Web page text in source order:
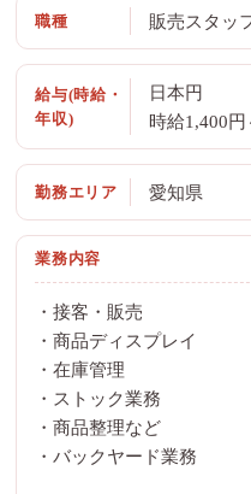
職種 販売スタッ
給与(時給・
年収)
日本円
時給1,400円
勤務エリア 愛知県
業務内容
・接客・販売
・商品ディスプレイ
・在庫管理
・ストック業務
・商品整理など
・バックヤード業務